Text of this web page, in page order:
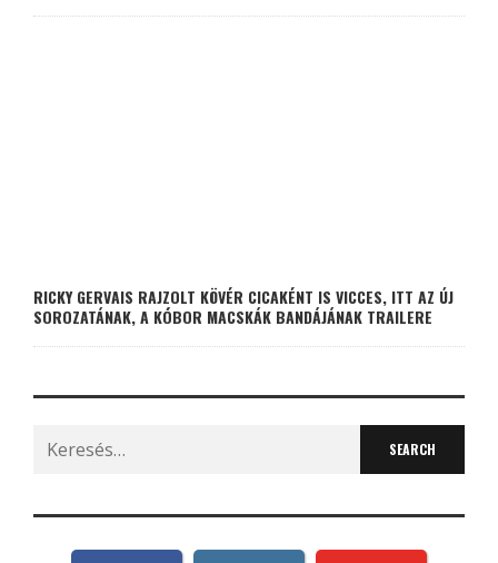
RICKY GERVAIS RAJZOLT KÖVÉR CICAKÉNT IS VICCES, ITT AZ ÚJ
SOROZATÁNAK, A KÓBOR MACSKÁK BANDÁJÁNAK TRAILERE
Search
for: